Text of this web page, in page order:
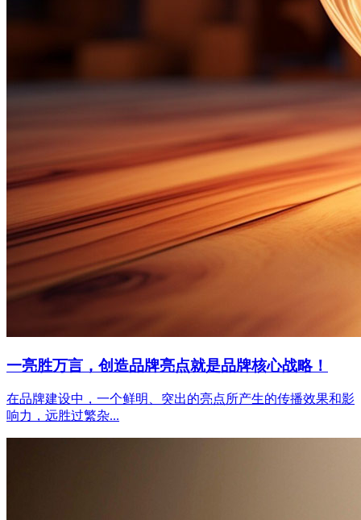
一亮胜万言，创造品牌亮点就是品牌核心战略！
在品牌建设中，一个鲜明、突出的亮点所产生的传播效果和影
响力，远胜过繁杂...